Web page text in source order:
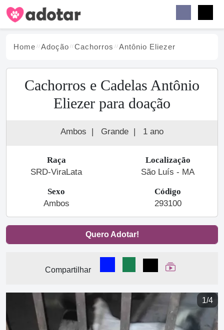
Home Adoção Cachorros Antônio Eliezer
Cachorros e Cadelas Antônio
Eliezer para doação
Ambos | Grande | 1 ano
Raça
SRD-ViraLata
Localização
São Luís - MA
Sexo
Ambos
Código
293100
Quero Adotar!
Compartilhar
Compartilhar no Facebook
Compartilhar no
Compartilhar
Ver Web Story
1/4